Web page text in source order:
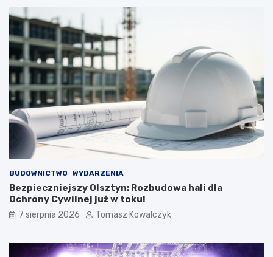
BUDOWNICTWO WYDARZENIA
Bezpieczniejszy Olsztyn: Rozbudowa hali dla
Ochrony Cywilnej już w toku!
7 sierpnia 2026 Tomasz Kowalczyk